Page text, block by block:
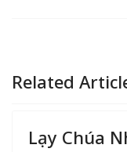
Related
Lạy Chúa